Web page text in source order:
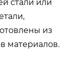
стали или
из
материалов.